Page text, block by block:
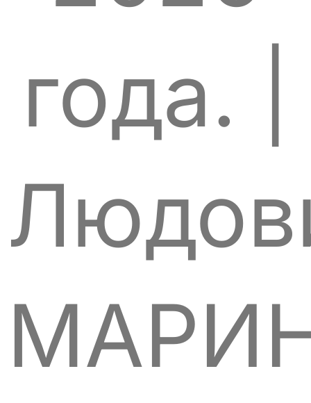
года. |